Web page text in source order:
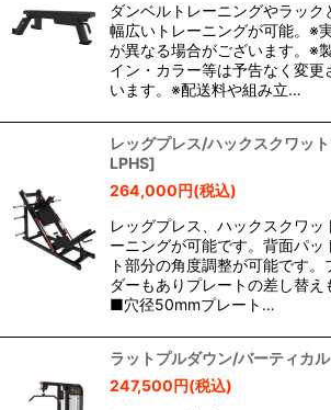
ダンベルトレーニングやラック
幅広いトレーニングが可能。※
が異なる場合がございます。※
イン・カラー等は予告なく変更
います。※配送料や組み立…
レッグプレス/ハックスクワッ
LPHS]
264,000円(税込)
レッグプレス、ハックスクワッ
ーニングが可能です。背面パッ
ト部分の角度調整が可能です
ダーもありプレートの差し替え
■穴径50mmプレート…
ラットプルダウン/バーティカ
247,500円(税込)